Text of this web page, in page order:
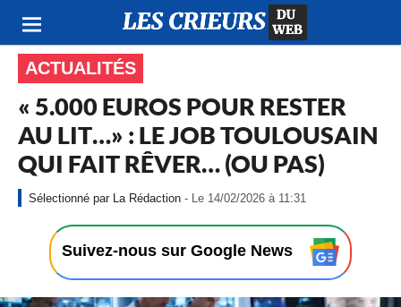
ACTUALITÉS
« 5.000 EUROS POUR RESTER
AU LIT…» : LE JOB TOULOUSAIN
QUI FAIT RÊVER… (OU PAS)
La Rédaction - Le 14/02/2026 à 11:31
1
/
0
Suivez-nous sur Google News